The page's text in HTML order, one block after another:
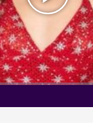
Video